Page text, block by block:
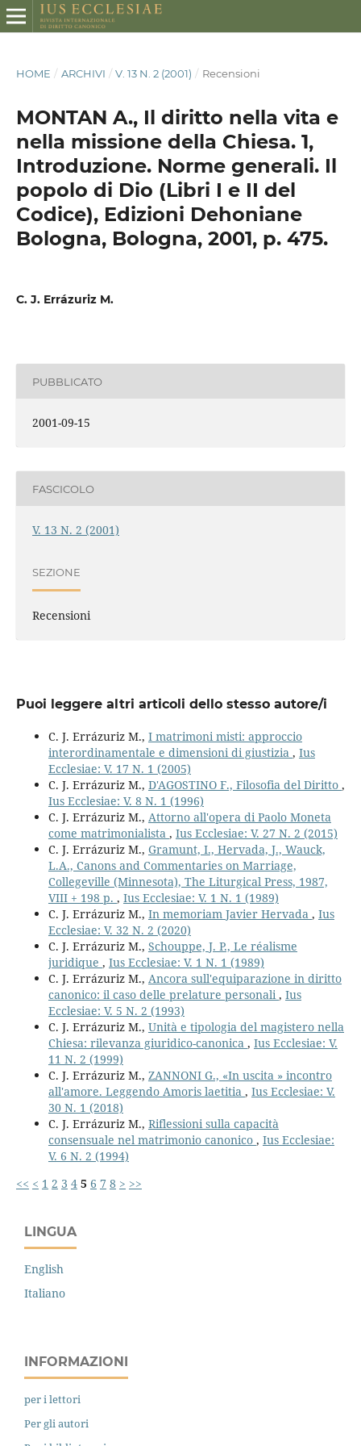
HOME / ARCHIVI / V. 13 N. 2 (2001) / Recensioni
MONTAN A., Il diritto nella vita e
nella missione della Chiesa. 1,
Introduzione. Norme generali. Il
popolo di Dio (Libri I e II del
Codice), Edizioni Dehoniane
Bologna, Bologna, 2001, p. 475.
C. J. Errázuriz M.
PUBBLICATO
2001-09-15
FASCICOLO
V. 13 N. 2 (2001)
SEZIONE
Recensioni
Puoi leggere altri articoli dello stesso autore/i
C. J. Errázuriz M., I matrimoni misti: approccio
interordinamentale e dimensioni di giustizia , Ius
Ecclesiae: V. 17 N. 1 (2005)
C. J. Errázuriz M., D'AGOSTINO F., Filosofia del Diritto ,
Ius Ecclesiae: V. 8 N. 1 (1996)
C. J. Errázuriz M., Attorno all'opera di Paolo Moneta
come matrimonialista , Ius Ecclesiae: V. 27 N. 2 (2015)
C. J. Errázuriz M., Gramunt, I., Hervada, J., Wauck,
L.A., Canons and Commentaries on Marriage,
Collegeville (Minnesota), The Liturgical Press, 1987,
VIII + 198 p. , Ius Ecclesiae: V. 1 N. 1 (1989)
C. J. Errázuriz M., In memoriam Javier Hervada , Ius
Ecclesiae: V. 32 N. 2 (2020)
C. J. Errázuriz M., Schouppe, J. P., Le réalisme
juridique , Ius Ecclesiae: V. 1 N. 1 (1989)
C. J. Errázuriz M., Ancora sull'equiparazione in diritto
canonico: il caso delle prelature personali, Ius
Ecclesiae: V. 5 N. 2 (1993)
C. J. Errázuriz M., Unità e tipologia del magistero nella
Chiesa: rilevanza giuridico-canonica , Ius Ecclesiae: V.
11 N. 2 (1999)
C. J. Errázuriz M., ZANNONI G., «In uscita » incontro
all'amore. Leggendo Amoris laetitia , Ius Ecclesiae: V.
30 N. 1 (2018)
C. J. Errázuriz M., Riflessioni sulla capacità
consensuale nel matrimonio canonico , Ius Ecclesiae:
V. 6 N. 2 (1994)
<< < 1 2 3 4 5 6 7 8 > >>
LINGUA
English
Italiano
INFORMAZIONI
per i lettori
Per gli autori